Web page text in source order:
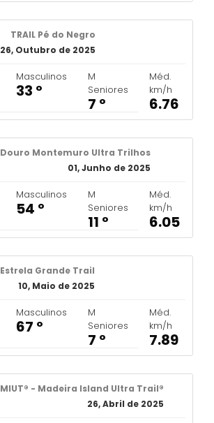
TRAIL Pé do Negro
26, Outubro de 2025
Masculinos
33 º
M
Seniores
7 º
Méd.
km/h
6.76
Douro Montemuro Ultra Trilhos
01, Junho de 2025
Masculinos
54 º
M
Seniores
11 º
Méd.
km/h
6.05
Estrela Grande Trail
10, Maio de 2025
Masculinos
67 º
M
Seniores
7 º
Méd.
km/h
7.89
MIUT® - Madeira Island Ultra Trail®
26, Abril de 2025